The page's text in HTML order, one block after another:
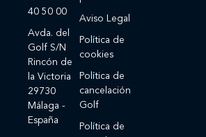
40 50 00
Avda. del
Golf S/N
Rincón de
la Victoria
29730
Málaga -
España
Aviso Legal
Política de
cookies
Política de
cancelación
Golf
Política de